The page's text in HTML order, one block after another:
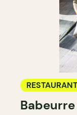
RESTAURANT
CAFÉ